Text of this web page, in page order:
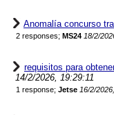
Anomalía concurso
2 responses; MS24 18/2/
requisitos para
14/2/2026, 19:29:11
1 response; Jetse 16/2/